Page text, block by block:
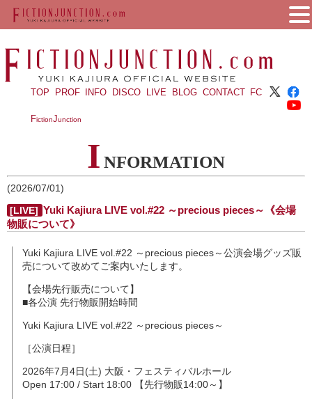
TOP PROF INFO DISCO LIVE BLOG CONTACT FC
FictionJunction
I NFORMATION
(2026/07/01)
[LIVE] Yuki Kajiura LIVE vol.#22 ～precious pieces～《会場
物販について》
Yuki Kajiura LIVE vol.#22 ～precious pieces～公演会場グッズ販
売について改めてご案内いたします。
【会場先行販売について】
■各公演 先行物販開始時間
Yuki Kajiura LIVE vol.#22 ～precious pieces～
［公演日程］
2026年7月4日(土) 大阪・フェスティバルホール
Open 17:00 / Start 18:00 【先行物販14:00～】